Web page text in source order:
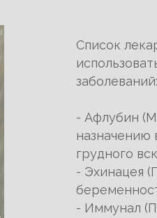
Список
заболеваний:
- Афлубин
назначению
грудного
- Эхинацея
- Иммунал